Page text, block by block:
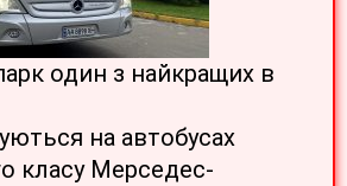
один з найкращих в
на автобусах
класу Мерседес-